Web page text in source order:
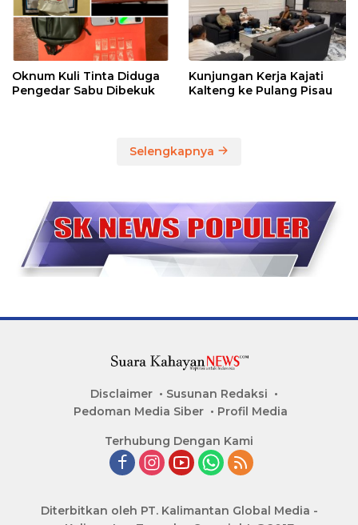
Oknum Kuli Tinta Diduga
Pengedar Sabu Dibekuk
Kunjungan Kerja Kajati
Kalteng ke Pulang Pisau
Selengkapnya
Disclaimer
Susunan Redaksi
Pedoman Media Siber
Profil Media
Terhubung Dengan Kami
Diterbitkan oleh PT. Kalimantan Global Media -